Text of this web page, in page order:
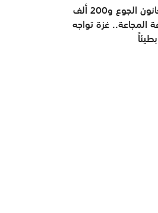
67% يعانون الجوع و200 ألف
المجاعة.. غزة تواجه